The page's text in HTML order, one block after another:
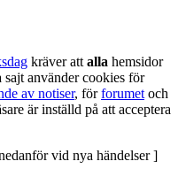
kräver att alla hemsidor
sajt använder cookies för
av notiser, förforumet och
är inställd på att acceptera
vid nya händelser ]